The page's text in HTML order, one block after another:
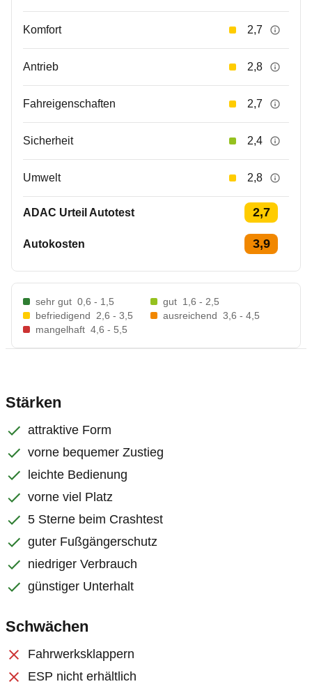
Komfort 2,7
Antrieb 2,8
Fahreigenschaften 2,7
Sicherheit 2,4
Umwelt 2,8
ADAC Urteil Autotest 2,7
Autokosten 3,9
sehr gut 0,6 - 1,5 gut 1,6 - 2,5
befriedigend
2,6 - 3,5 ausreichend 3,6 - 4,5
mangelhaft 4,6 - 5,5
Stärken
attraktive Form
vorne bequemer Zustieg
leichte Bedienung
vorne viel Platz
5 Sterne beim Crashtest
guter Fußgängerschutz
niedriger Verbrauch
günstiger Unterhalt
Schwächen
Fahrwerksklappern
ESP nicht erhältlich